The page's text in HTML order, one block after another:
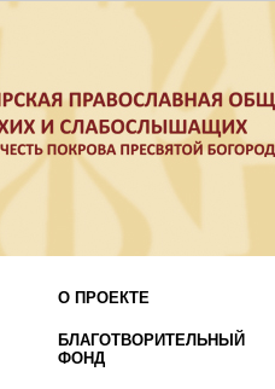
О ПРОЕКТЕ
БЛАГОТВОРИТЕЛЬНЫЙ
ФОНД